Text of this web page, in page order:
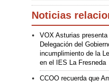
Noticias
VOX Asturias
Delegación del
incumplimiento de la
en el IES La Fresneda
CCOO recuerda que